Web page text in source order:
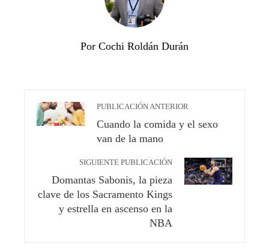
Por Cochi Roldán Durán
PUBLICACIÓN ANTERIOR
Cuando la comida y el sexo
van de la mano
SIGUIENTE PUBLICACIÓN
Domantas Sabonis, la pieza
clave de los Sacramento Kings
y estrella en ascenso en la
NBA